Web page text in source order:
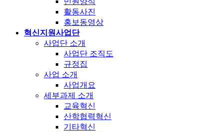
활동사진
홍보동영상
혁신지원사업단
사업단 소개
사업단 조직도
규정집
사업 소개
사업개요
세부과제 소개
교육혁신
산학협력혁신
기타혁신